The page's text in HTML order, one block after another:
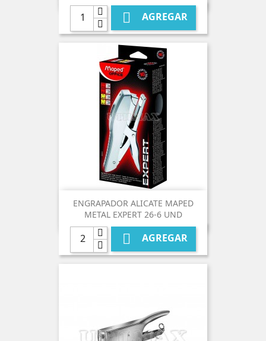
 AGREGAR
ENGRAPADOR ALICATE MAPED
METAL EXPERT 26-6 UND
 AGREGAR